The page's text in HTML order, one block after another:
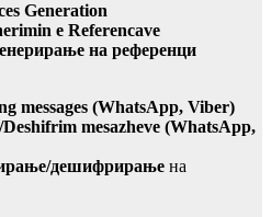
Generation
e Referencave
на референци
messages (WhatsApp, Viber)
mesazheve (WhatsApp,
дешифрирање на